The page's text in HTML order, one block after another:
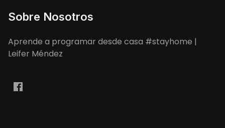
Sobre Nosotros
Aprende a programar desde casa #stayhome |
Leifer Méndez